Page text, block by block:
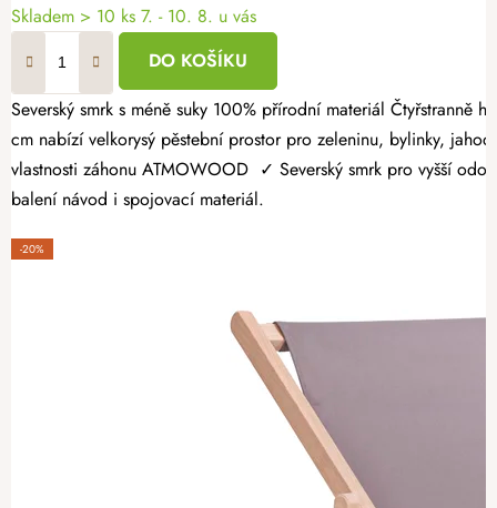
Skladem > 10 ks 7. - 10. 8. u vás
DO KOŠÍKU
Severský smrk s méně suky 100% přírodní materiál Čtyřstranně hoblovaný masiv Dopřejte si radost z vlastní úrody a vytvořte si zahrádku přesně podle svých představ. Dřevěný vyvýšený záhon 160 × 100 × 60
cm nabízí velkorysý pěstební prostor pro zeleninu, bylinky,
vlastnosti záhonu ATMOWOOD ✓ Severský smrk pro vyšší
balení návod i spojovací materiál.
-20%